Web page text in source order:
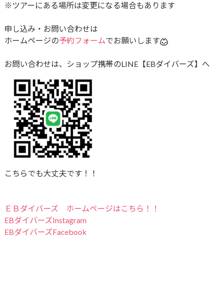
※ツアーにある場所は変更になる場合もあります
申し込み・お問い合わせは
ホームページの予約フォームでお願いします
お問い合わせは、ショップ携帯のLINE【EBダイバーズ】へ
こちらでも大丈夫です！！
ＥＢダイバーズ ホームページはこちら！！
EBダイバーズInstagram
EBダイバーズFacebook